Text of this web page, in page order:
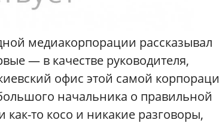
медиакорпорации рассказывал
— в качестве руководителя,
офис этой самой
начальника о правильной
то косо и никакие разговоры,